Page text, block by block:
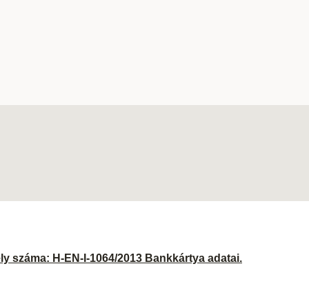
száma: H-EN-I-1064/2013 Bankkártya adatai.